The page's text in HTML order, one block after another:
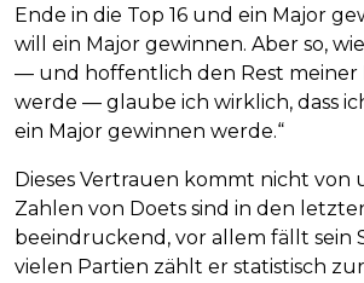
Ende in die Top 16 und ein Major
will ein Major gewinnen. Aber so,
— und hoffentlich den Rest meiner
werde — glaube ich wirklich, dass
ein Major gewinnen werde.“
Dieses Vertrauen kommt nicht von
Zahlen von Doets sind in den
beeindruckend, vor allem fällt sein
vielen Partien zählt er statistisch